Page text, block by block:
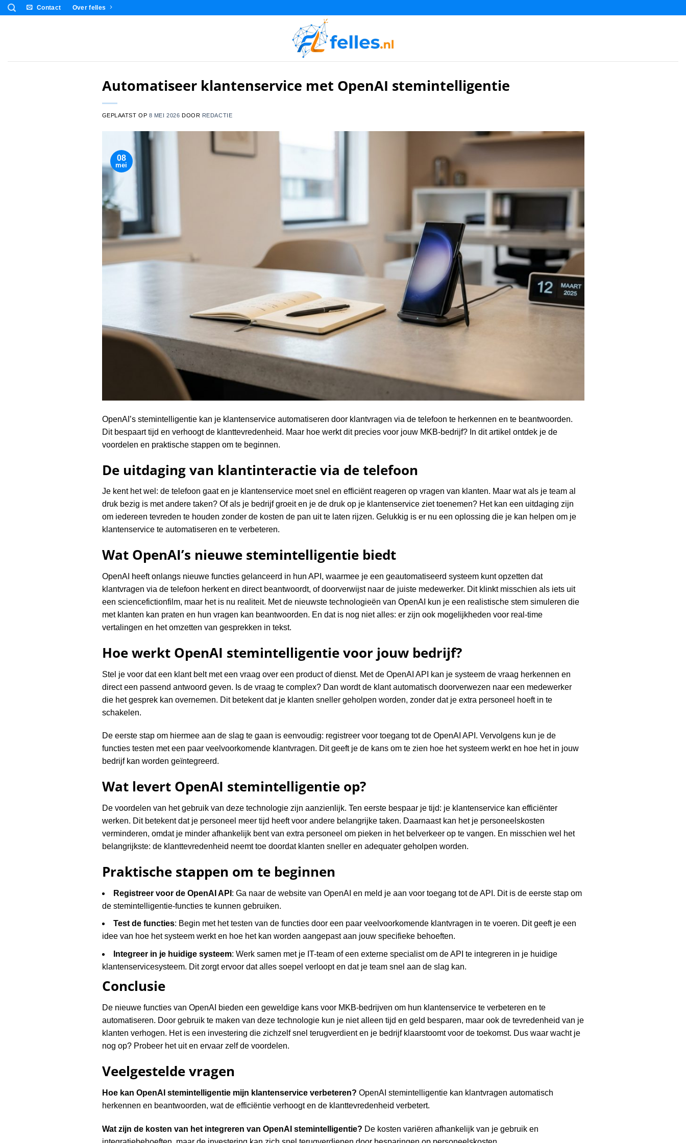
Ga
Contact Over felles
Automatiseer klantenservice met OpenAI stemintelligentie
GEPLAATST OP 8 MEI 2026 DOOR REDACTIE
08
mei
OpenAI’s stemintelligentie kan je klantenservice automatiseren door klantvragen via de telefoon te herkennen en te beantwoorden.
Dit bespaart tijd en verhoogt de klanttevredenheid. Maar hoe werkt dit precies voor jouw MKB-bedrijf? In dit artikel ontdek je de
voordelen en praktische stappen om te beginnen.
De uitdaging van klantinteractie via de telefoon
Je kent het wel: de telefoon gaat en je klantenservice moet snel en efficiënt reageren op vragen van klanten. Maar wat als je team al
druk bezig is met andere taken? Of als je bedrijf groeit en je de druk op je klantenservice ziet toenemen? Het kan een uitdaging zijn
om iedereen tevreden te houden zonder de kosten de pan uit te laten rijzen. Gelukkig is er nu een oplossing die je kan helpen om je
klantenservice te automatiseren en te verbeteren.
Wat OpenAI’s nieuwe stemintelligentie biedt
OpenAI heeft onlangs nieuwe functies gelanceerd in hun API, waarmee je een geautomatiseerd systeem kunt opzetten dat
klantvragen via de telefoon herkent en direct beantwoordt, of doorverwijst naar de juiste medewerker. Dit klinkt misschien als iets uit
een sciencefictionfilm, maar het is nu realiteit. Met de nieuwste technologieën van OpenAI kun je een realistische stem simuleren die
met klanten kan praten en hun vragen kan beantwoorden. En dat is nog niet alles: er zijn ook mogelijkheden voor real-time
vertalingen en het omzetten van gesprekken in tekst.
Hoe werkt OpenAI stemintelligentie voor jouw bedrijf?
Stel je voor dat een klant belt met een vraag over een product of dienst. Met de OpenAI API kan je systeem de vraag herkennen en
direct een passend antwoord geven. Is de vraag te complex? Dan wordt de klant automatisch doorverwezen naar een medewerker
die het gesprek kan overnemen. Dit betekent dat je klanten sneller geholpen worden, zonder dat je extra personeel hoeft in te
schakelen.
De eerste stap om hiermee aan de slag te gaan is eenvoudig: registreer voor toegang tot de OpenAI API. Vervolgens kun je de
functies testen met een paar veelvoorkomende klantvragen. Dit geeft je de kans om te zien hoe het systeem werkt en hoe het in jouw
bedrijf kan worden geïntegreerd.
Wat levert OpenAI stemintelligentie op?
De voordelen van het gebruik van deze technologie zijn aanzienlijk. Ten eerste bespaar je tijd: je klantenservice kan efficiënter
werken. Dit betekent dat je personeel meer tijd heeft voor andere belangrijke taken. Daarnaast kan het je personeelskosten
verminderen, omdat je minder afhankelijk bent van extra personeel om pieken in het belverkeer op te vangen. En misschien wel het
belangrijkste: de klanttevredenheid neemt toe doordat klanten sneller en adequater geholpen worden.
Praktische stappen om te beginnen
Registreer voor de OpenAI API : Ga naar de website van OpenAI en meld je aan voor toegang tot de API. Dit is de eerste stap om
de stemintelligentie-functies te kunnen gebruiken.
Test de functies: Begin met het testen van de functies door een paar veelvoorkomende klantvragen in te voeren. Dit geeft je een
idee van hoe het systeem werkt en hoe het kan worden aangepast aan jouw specifieke behoeften.
Integreer in je huidige systeem: Werk samen met je IT-team of een externe specialist om de API te integreren in je huidige
klantenservicesysteem. Dit zorgt ervoor dat alles soepel verloopt en dat je team snel aan de slag kan.
Conclusie
De nieuwe functies van OpenAI bieden een geweldige kans voor MKB-bedrijven om hun klantenservice te verbeteren en te
automatiseren. Door gebruik te maken van deze technologie kun je niet alleen tijd en geld besparen, maar ook de tevredenheid van je
klanten verhogen. Het is een investering die zichzelf snel terugverdient en je bedrijf klaarstoomt voor de toekomst. Dus waar wacht je
nog op? Probeer het uit en ervaar zelf de voordelen.
Veelgestelde vragen
Hoe kan OpenAI stemintelligentie mijn klantenservice verbeteren? OpenAI stemintelligentie kan klantvragen automatisch
herkennen en beantwoorden, wat de efficiëntie verhoogt en de klanttevredenheid verbetert.
Wat zijn de kosten van het integreren van OpenAI stemintelligentie? De kosten variëren afhankelijk van je gebruik en